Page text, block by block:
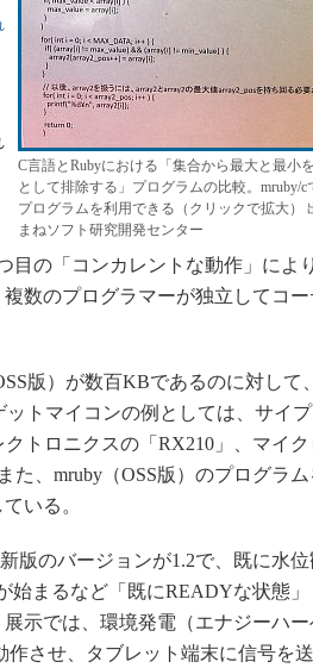
制御セキュリティ
新型コロナへの対応
C言語とRubyにおける「集合から最大と最小
として排除する」プログラムの比較。mruby/c
プログラムを利用できる（クリックで拡大）
まねソフト研究開発センター
目の「コンカレントな動作」によ
数のプログラマーが独立してコー
版）が数百KBであるのに対して、
トマイコンの例としては、サイ
トロニクスの「RX210」、マイク
た、mruby（OSS版）のプログラ
いる。
版のバージョンが1.2で、既に水位
始まるなど「既にREADYな状態」
示では、環境発電（エナジーハー
作させ、タブレット端末に信号を